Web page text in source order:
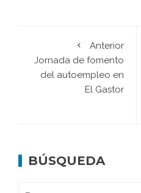
Anterior
Jornada de fomento
del autoempleo en
El Gastor
BÚSQUEDA